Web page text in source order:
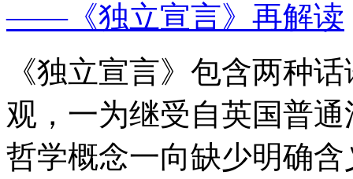
——《独立宣言》再解读
《独立宣言》包含两种
观，一为继受自英国普
哲学概念一向缺少明确